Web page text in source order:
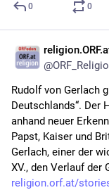
0 0
@
Rudolf von Gerlach
Deutschlands“. Der
anhand neuer
Papst, Kaiser und
Gerlach, einer der
XV., den Verlauf der
religion.orf.at/